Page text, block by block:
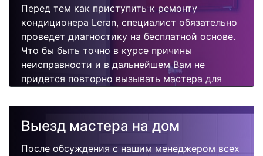
Перед тем как приступить к ремонту
кондиционера Leran, специалист обязательно
проведет диагностику на бесплатной основе.
Что бы быть точно в курсе причины
неисправности и в дальнейшем Вам не
придется повторно вызывать мастера для
Выезд мастера на дом
После обсуждения с нашим менеджером всех